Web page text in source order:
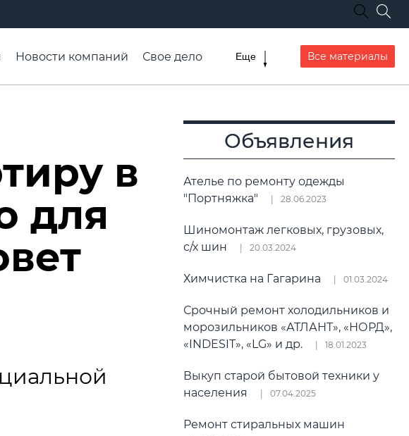
Новости компаний
Свое дело
Еще Все материалы
в
для
Объявления
Ателье по ремонту одежды
"Портняжка"
28.06.2023
Шиномонтаж легковых, грузовых,
с/х шин
20.03.2024
Химчистка на Гагарина 01.03.2024
Срочный ремонт холодильников и
морозильников «АТЛАНТ», «НОРД»,
«INDESIT», «LG» и др.
18.01.2023
Выкуп старой бытовой техники у
населения
07.04.2025
Ремонт стиральных машин